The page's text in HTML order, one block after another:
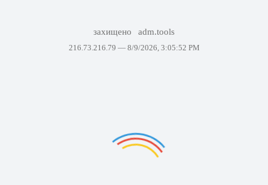
захищено adm.tools
216.73.216.79 — 8/9/2026, 3:05:52 PM